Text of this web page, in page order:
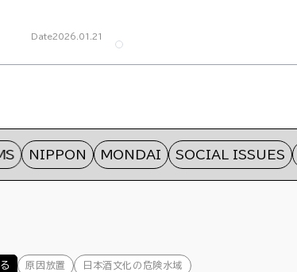
Date2026.01.21
MONDAI SOCIAL ISSUES
原因放置 日本酒文化の危険水域